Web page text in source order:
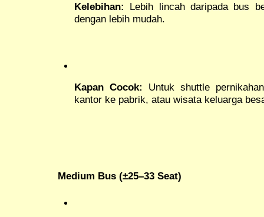
Kelebihan: Lebih lincah daripada bus
dengan lebih mudah.
Kapan Cocok:
Untuk shuttle
kantor ke pabrik, atau wisata keluarga
Medium Bus (±25–33 Seat)